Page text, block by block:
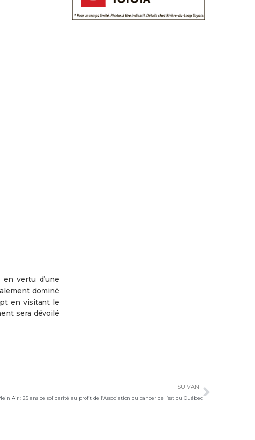
vertu d’une
dominé
en visitant le
sera dévoilé
SUIVANT
Air : 25 ans de solidarité au profit de l’Association du cancer de l’est du Québec